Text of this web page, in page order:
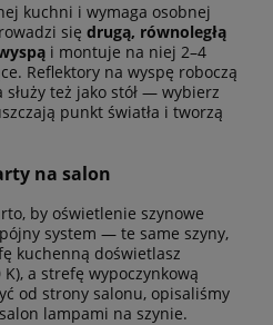
kuchni i wymaga osobnej
się drugą, równoległą
i montuje na niej 2–4
Reflektory na wyspę roboczą
też jako stół — wybierz
punkt światła i tworzą
na salon
by oświetlenie szynowe
system — te same szyny,
kuchenną doświetlasz
a strefę wypoczynkową
od strony salonu, opisaliśmy
lampami na szynie.